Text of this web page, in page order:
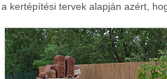
kertépítési tervek alapján azért,